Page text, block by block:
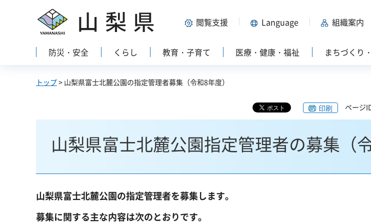
山梨県 閲覧支援 Language 組織案内
防災・安全 くらし 教育・子育て 医療・健康・福祉 まちづくり
トップ> 山梨県富士北麓公園の指定管理者募集（令和8年度）
印刷 ページ
山梨県富士北麓公園指定管理者の募集（
山梨県富士北麓公園の指定管理者を募集します。
募集に関する主な内容は次のとおりです。